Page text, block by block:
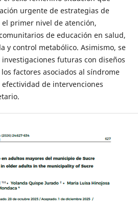
urgente de estrategias de
primer nivel de atención,
de educación en salud,
y control metabólico. Asimismo, se
futuras con diseños
factores asociados al síndrome
de intervenciones